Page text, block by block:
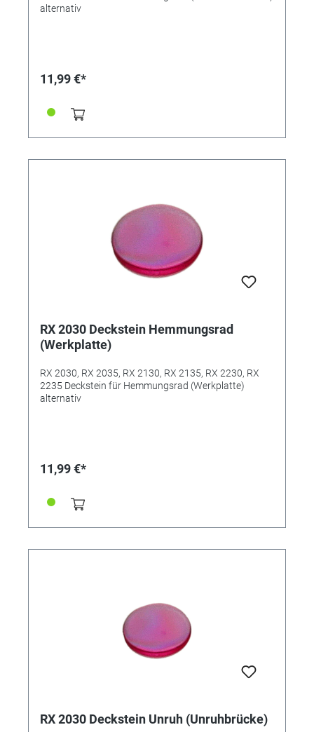
alternativ
11,99 €*
RX 2030 Deckstein Hemmungsrad
(Werkplatte)
RX 2030, RX 2035, RX 2130, RX 2135, RX 2230, RX
2235 Deckstein für Hemmungsrad (Werkplatte)
alternativ
11,99 €*
RX 2030 Deckstein Unruh (Unruhbrücke)